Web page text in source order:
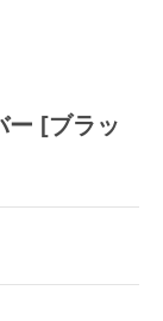
ー [ブラッ